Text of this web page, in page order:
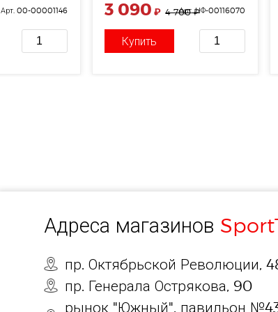
Арт. 00-00001146 3 090 ₽ 4 700₽
Арт. НФ-00116070
Купить
Адреса магазинов
пр. Октябрьской Революции,
пр. Генерала Острякова, 90
рынок "Южный", павильон